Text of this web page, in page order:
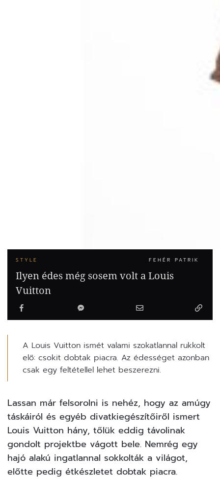
STYLE FEHÉR PATRIK
Ilyen édes még sosem volt a Louis
Vuitton
A Louis Vuitton ismét valami szokatlannal rukkolt
elő: csokit dobtak piacra. Az édességet azonban
csak egy feltétellel lehet beszerezni.
Lassan már felsorolni is nehéz, hogy az amúgy
táskáiról és egyéb divatkiegészítőiről ismert
Louis Vuitton hány, tőlük eddig távolinak
gondolt projektbe vágott bele. Nemrég egy
hajó alakú ingatlannal sokkolták a világot,
előtte pedig étkészletet dobtak piacra.